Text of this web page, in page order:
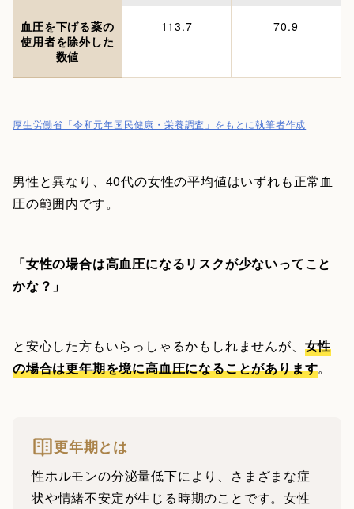
血圧を下げる薬の
使用者を除外した
数値
113.7 70.9
厚生労働省「令和元年国民健康・栄養調査」をもとに執筆者作成
男性と異なり、40代の女性の平均値はいずれも正常血
圧の範囲内です。
「女性の場合は高血圧になるリスクが少ないってこと
かな？」
と安心した方もいらっしゃるかもしれませんが、 女性
の場合は更年期を境に高血圧になることがあります。
更年期とは
性ホルモンの分泌量低下により、さまざまな症
状や情緒不安定が生じる時期のことです。女性